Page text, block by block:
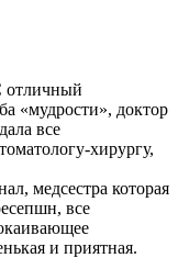
отличный
«мудрости», доктор
все
хирургу,
медсестра которая
все
и приятная.